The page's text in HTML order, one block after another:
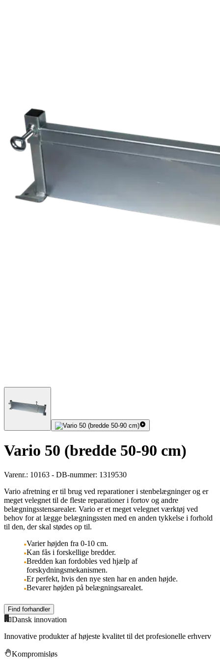
Vario 50 (bredde 50-90 cm)
Varenr.: 10163 - DB-nummer: 1319530
Vario afretning er til brug ved reparationer i stenbelægninger og er
meget velegnet til de fleste reparationer i fortov og andre
belægningsstensarealer. Vario er et meget velegnet værktøj ved
behov for at lægge belægningssten med en anden tykkelse i forhold
til den, der skal stødes op til.
Varier højden fra 0-10 cm.
Kan fås i forskellige bredder.
Bredden kan fordobles ved hjælp af
forskydningsmekanismen.
Er perfekt, hvis den nye sten har en anden højde.
Bevarer højden på belægningsarealet.
Find forhandler
Dansk innovation
Innovative produkter af højeste kvalitet til det profesionelle erhverv
Kompromisløs